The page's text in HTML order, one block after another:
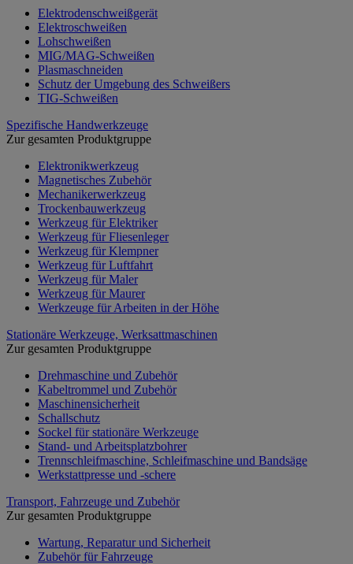
Elektrodenschweißgerät
Elektroschweißen
Lohschweißen
MIG/MAG-Schweißen
Plasmaschneiden
Schutz der Umgebung des Schweißers
TIG-Schweißen
Spezifische Handwerkzeuge
Zur gesamten Produktgruppe
Elektronikwerkzeug
Magnetisches Zubehör
Mechanikerwerkzeug
Trockenbauwerkzeug
Werkzeug für Elektriker
Werkzeug für Fliesenleger
Werkzeug für Klempner
Werkzeug für Luftfahrt
Werkzeug für Maler
Werkzeug für Maurer
Werkzeuge für Arbeiten in der Höhe
Stationäre Werkzeuge, Werksattmaschinen
Zur gesamten Produktgruppe
Drehmaschine und Zubehör
Kabeltrommel und Zubehör
Maschinensicherheit
Schallschutz
Sockel für stationäre Werkzeuge
Stand- und Arbeitsplatzbohrer
Trennschleifmaschine, Schleifmaschine und Bandsäge
Werkstattpresse und -schere
Transport, Fahrzeuge und Zubehör
Zur gesamten Produktgruppe
Wartung, Reparatur und Sicherheit
Zubehör für Fahrzeuge